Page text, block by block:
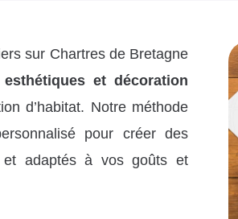
sur Chartres de Bretagne
et décoration
d’habitat. Notre méthode
pour créer des
et adaptés à vos goûts et